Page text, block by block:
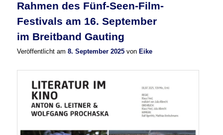
Rahmen des Fünf-Seen-Film-
Festivals am 16. September
im Breitband Gauting
Veröffentlicht am8. September 2025 von Eike